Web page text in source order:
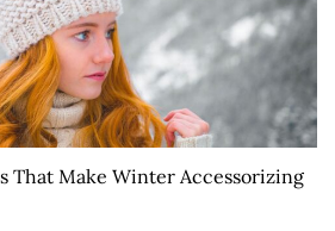
That Make Winter Accessorizing